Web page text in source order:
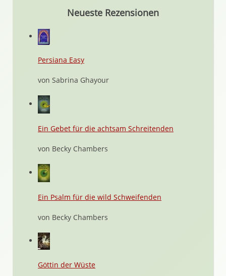
Neueste Rezensionen
Persiana Easy
von Sabrina Ghayour
Ein Gebet für die achtsam Schreitenden
von Becky Chambers
Ein Psalm für die wild Schweifenden
von Becky Chambers
Göttin der Wüste